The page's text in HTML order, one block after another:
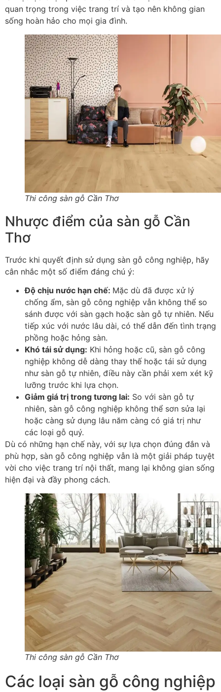
quan trọng trong việc trang trí và tạo nên không gian
sống hoàn hảo cho mọi gia đình.
Thi công sàn gỗ Cần Thơ
Nhược điểm của sàn gỗ Cần
Thơ
Trước khi quyết định sử dụng sàn gỗ công nghiệp, hãy
cân nhắc một số điểm đáng chú ý:
Độ chịu nước hạn chế: Mặc dù đã được xử lý
chống ẩm, sàn gỗ công nghiệp vẫn không thể so
sánh được với sàn gạch hoặc sàn gỗ tự nhiên. Nếu
tiếp xúc với nước lâu dài, có thể dẫn đến tình trạng
phồng hoặc hỏng sàn.
Khó tái sử dụng: Khi hỏng hoặc cũ, sàn gỗ công
nghiệp không dễ dàng thay thế hoặc tái sử dụng
như sàn gỗ tự nhiên, điều này cần phải xem xét kỹ
lưỡng trước khi lựa chọn.
Giảm giá trị trong tương lai: So với sàn gỗ tự
nhiên, sàn gỗ công nghiệp không thể sơn sửa lại
hoặc càng sử dụng lâu năm càng có giá trị như
các loại gỗ quý.
Dù có những hạn chế này, với sự lựa chọn đúng đắn và
phù hợp, sàn gỗ công nghiệp vẫn là một giải pháp tuyệt
vời cho việc trang trí nội thất, mang lại không gian sống
hiện đại và đầy phong cách.
Thi công sàn gỗ Cần Thơ
Các loại sàn gỗ công nghiệp